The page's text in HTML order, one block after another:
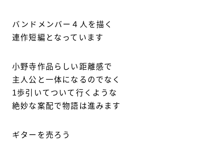
バンドメンバー４人を描く
連作短編となっています
小野寺作品らしい距離感で
主人公と一体になるのでなく
1歩引いてついて行くような
絶妙な案配で物語は進みます
ギターを売ろう